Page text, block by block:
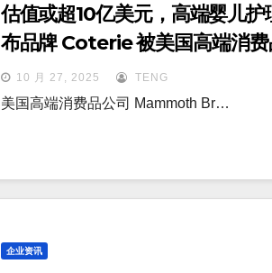
估值或超10亿美元，高端婴儿护
布品牌 Coterie 被美国高端消费
Mammoth Brands 收购
10 月 27, 2025 TENG
美国高端消费品公司 Mammoth Br…
企业资讯